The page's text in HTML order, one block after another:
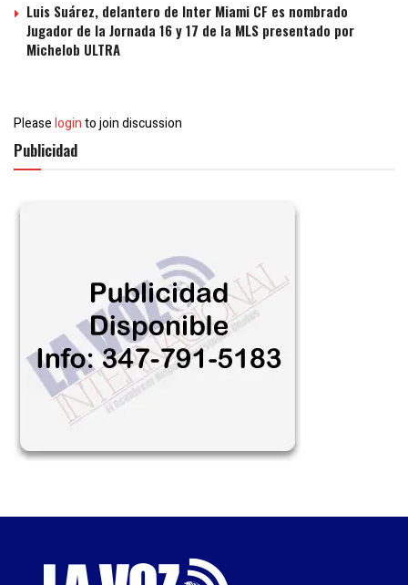
Luis Suárez, delantero de Inter Miami CF es nombrado
Jugador de la Jornada 16 y 17 de la MLS presentado por
Michelob ULTRA
Pleaseloginto join discussion
Publicidad